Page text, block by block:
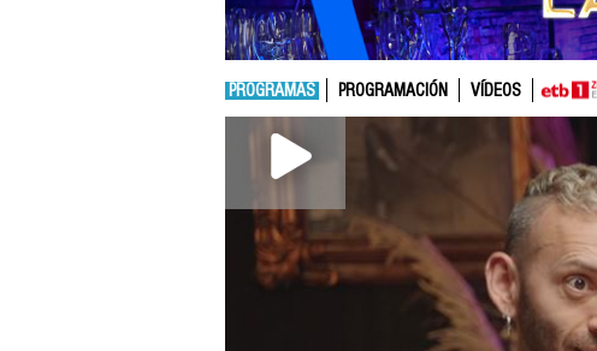
PROGRAMAS PROGRAMACIÓN VÍDEOS